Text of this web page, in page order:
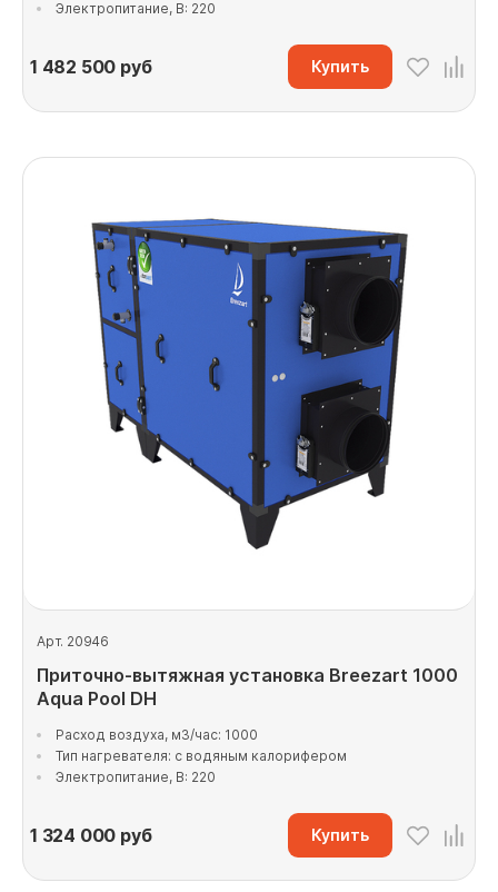
Электропитание, В: 220
1 482 500 руб Купить
Арт. 20946
Приточно-вытяжная установка Breezart 1000
Aqua Pool DH
Расход воздуха, м3/час: 1000
Тип нагревателя: с водяным калорифером
Электропитание, В: 220
1 324 000 руб Купить